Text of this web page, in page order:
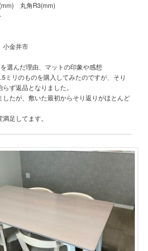
丸角R3(mm)
金井市
選んだ理由、マットの印象や感想
ミリのものを購入してみたのですが、そり
ず返品となりました。
したが、敷いた最初からそり返りがほとんど
足してます。